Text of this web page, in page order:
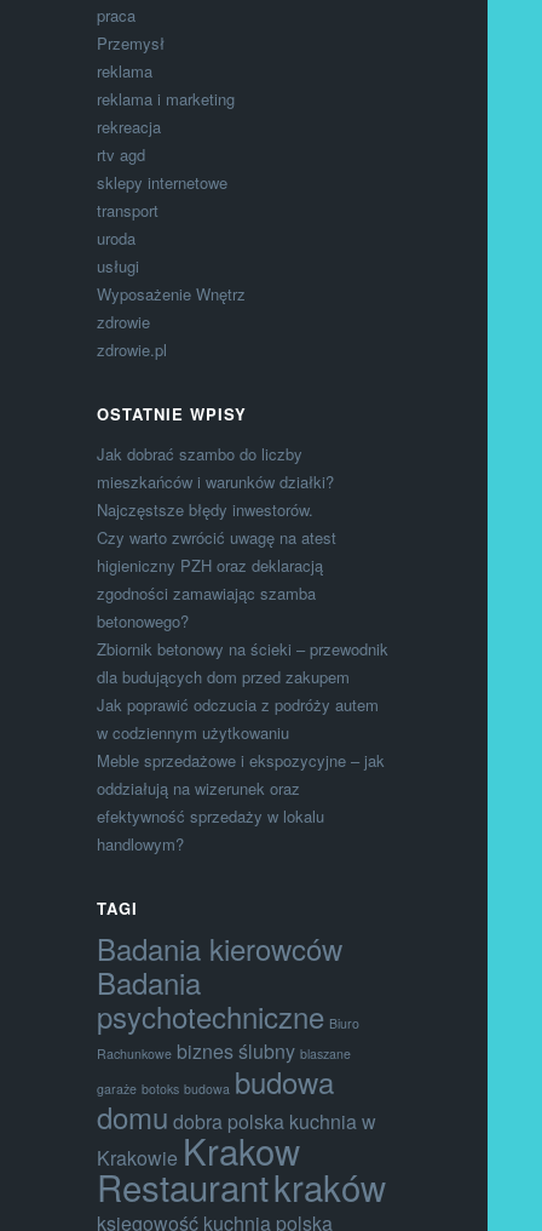
praca
Przemysł
reklama
reklama i marketing
rekreacja
rtv agd
sklepy internetowe
transport
uroda
usługi
Wyposażenie Wnętrz
zdrowie
zdrowie.pl
OSTATNIE WPISY
Jak dobrać szambo do liczby
mieszkańców i warunków działki?
Najczęstsze błędy inwestorów.
Czy warto zwrócić uwagę na atest
higieniczny PZH oraz deklaracją
zgodności zamawiając szamba
betonowego?
Zbiornik betonowy na ścieki – przewodnik
dla budujących dom przed zakupem
Jak poprawić odczucia z podróży autem
w codziennym użytkowaniu
Meble sprzedażowe i ekspozycyjne – jak
oddziałują na wizerunek oraz
efektywność sprzedaży w lokalu
handlowym?
TAGI
Badania kierowców
Badania
psychotechniczne Biuro
Rachunkowe biznes ślubny blaszane
garaże botoks budowa budowa
domu dobra polska kuchnia w
Krakowie Krakow
Restaurantkraków
księgowość kuchnia polska